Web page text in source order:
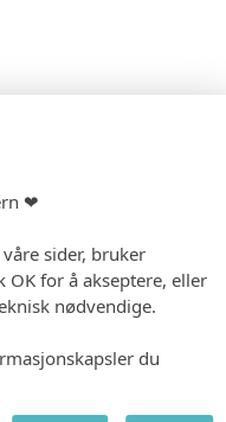
❤
sider, bruker
OK for å akseptere, eller
nødvendige.
du